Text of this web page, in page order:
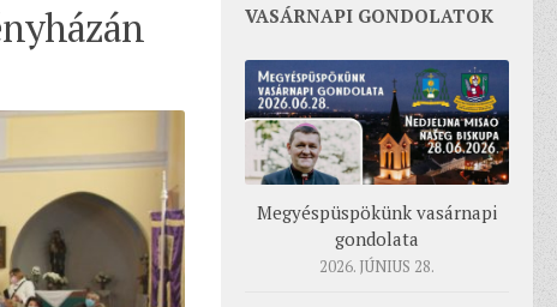
VASÁRNAPI GONDOLATOK
Megyéspüspökünk vasárnapi
gondolata
2026. JÚNIUS 28.